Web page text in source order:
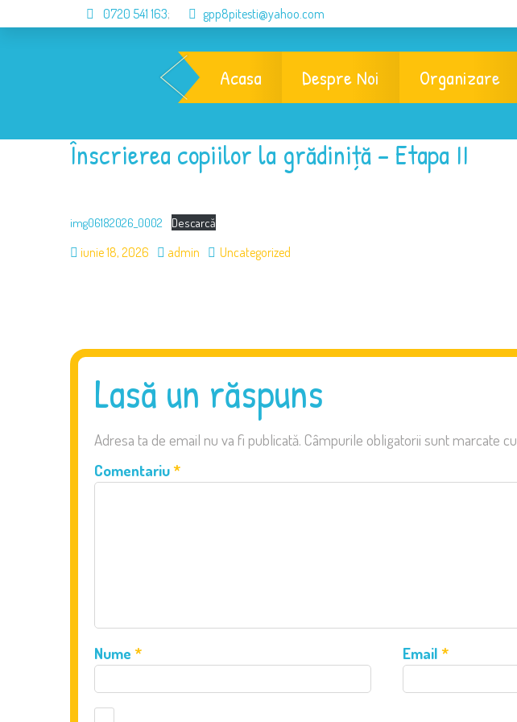
0720 541 163; gpp8pitesti@yahoo.com
Acasa Despre Noi Organizare
Înscrierea copiilor la grădiniță – Etapa II
img06182026_0002
Descarcă
iunie 18, 2026
admin Uncategorized
Lasă un răspuns
Adresa ta de email nu va fi publicată. Câmpurile obligatorii sunt marcate cu
Comentariu *
Nume * Email *